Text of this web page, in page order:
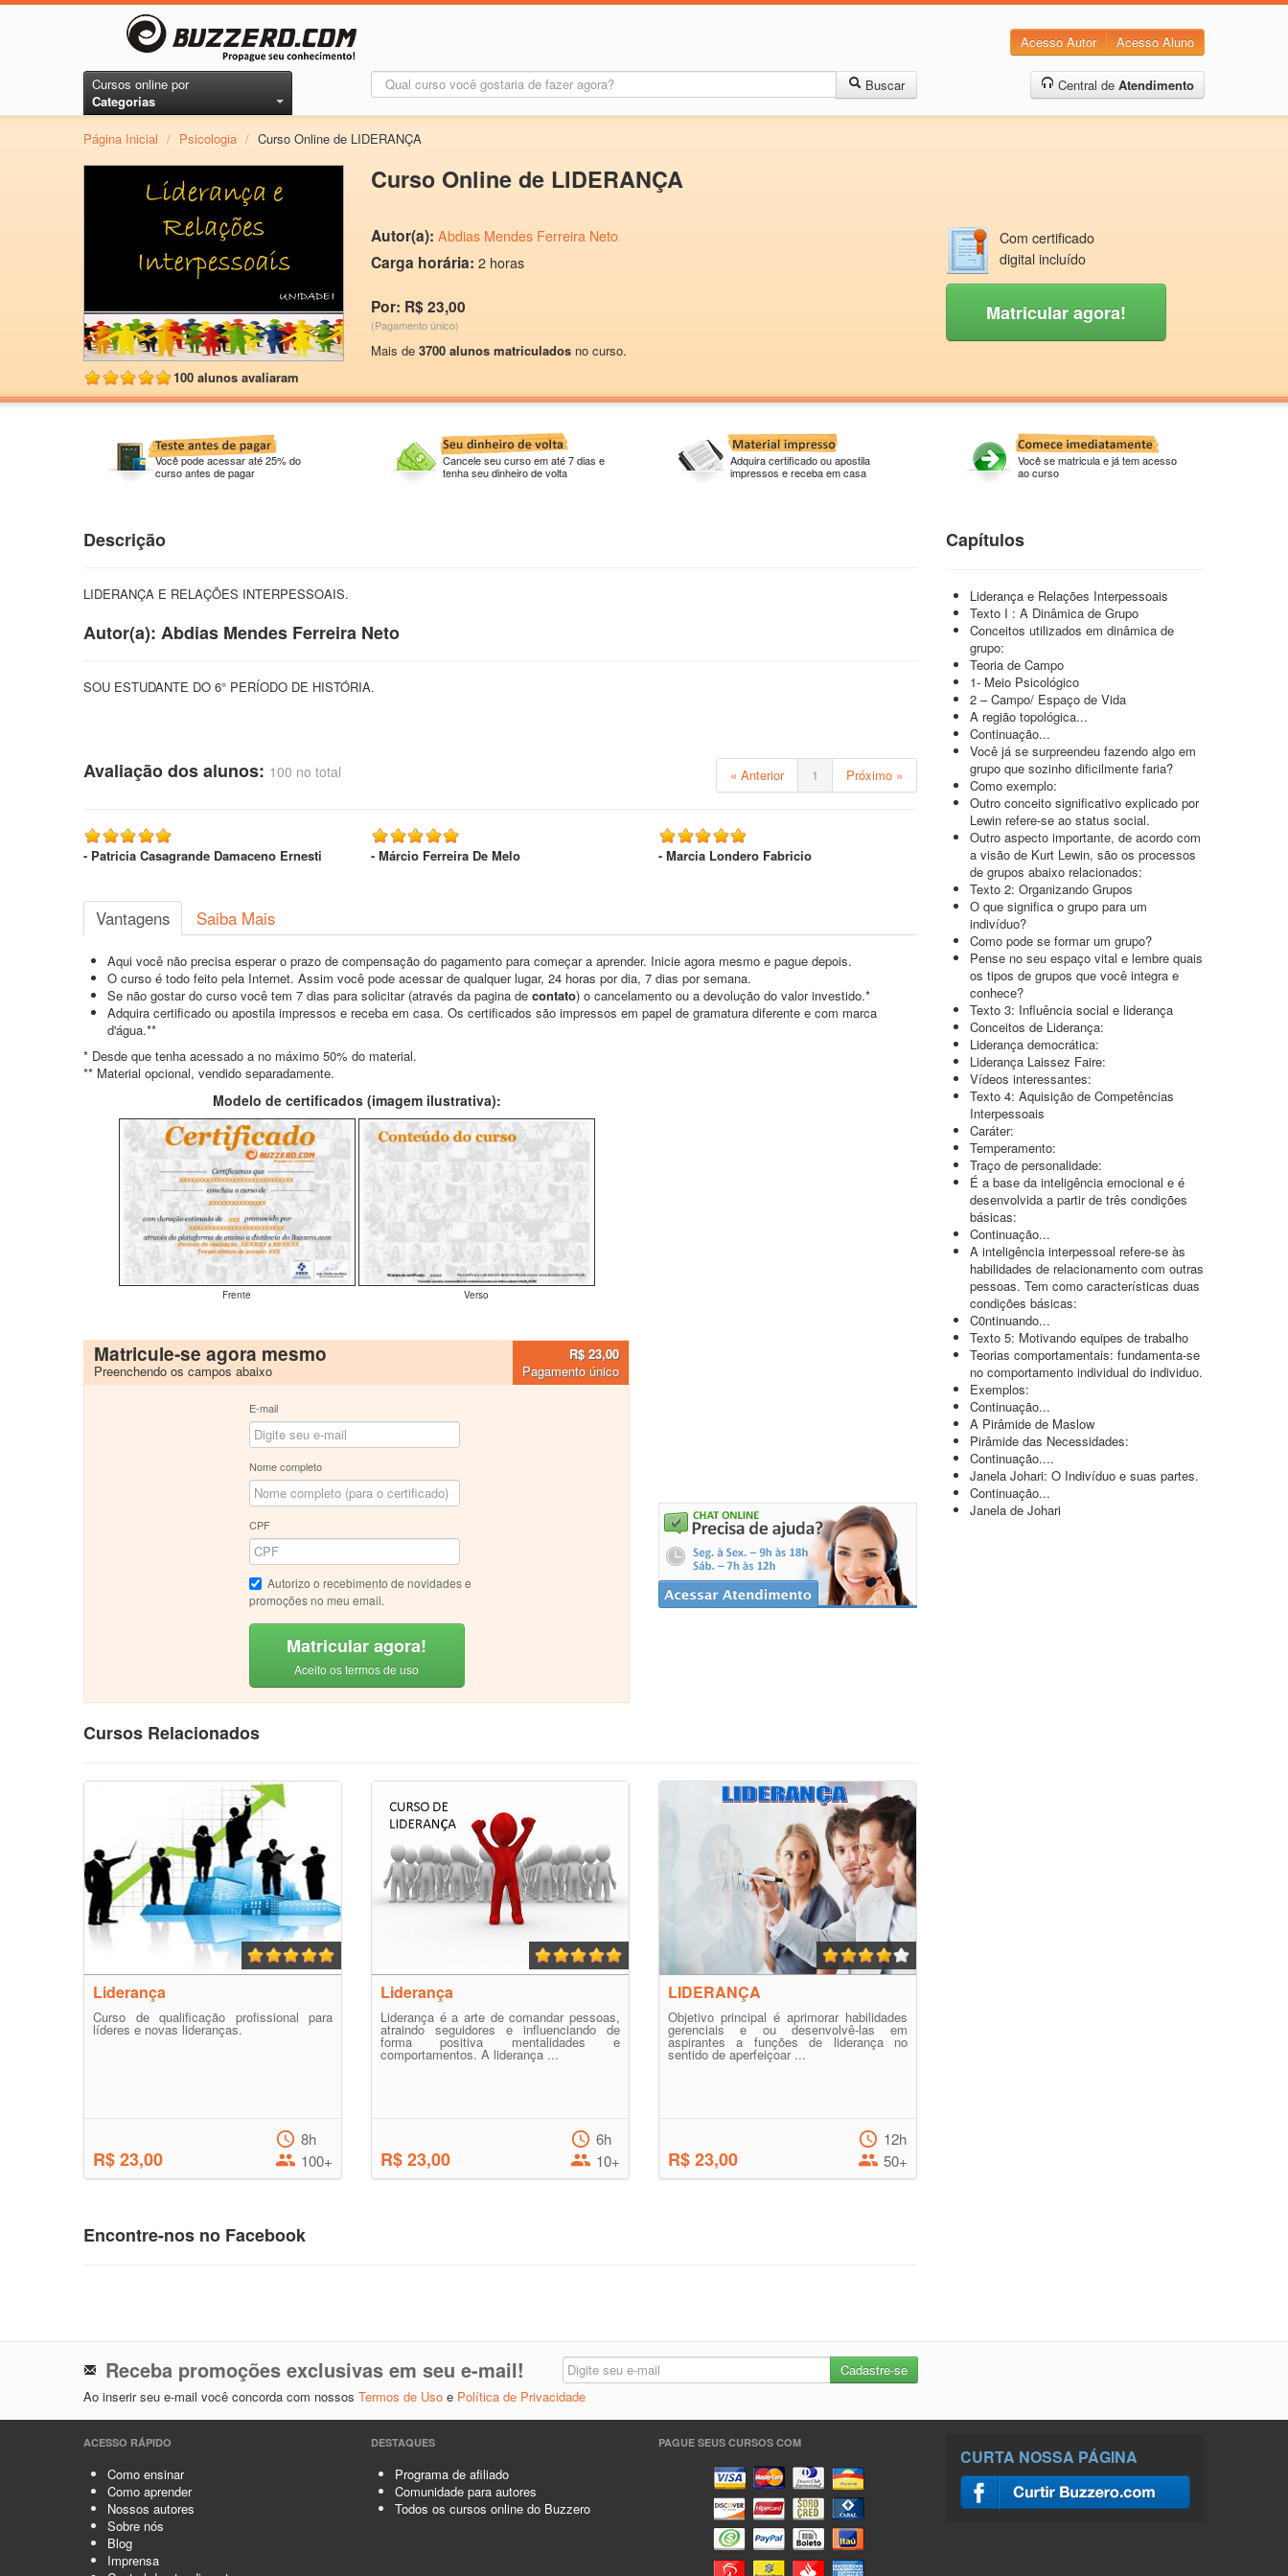
Acesso Autor Acesso Aluno
Cursos online por
Categorias
Buscar Central de Atendimento
Página Inicial / Psicologia / Curso Online de LIDERANÇA
100 alunos avaliaram
Curso Online de LIDERANÇA
Autor(a): Abdias Mendes Ferreira Neto
Carga horária: 2 horas
Por: R$ 23,00
(Pagamento único)
Mais de 3700 alunos matriculados no curso.
Com certificado
digital incluído
Matricular agora!
Você pode acessar até 25% do
curso antes de pagar
Cancele seu curso em até 7 dias e
tenha seu dinheiro de volta
Adquira certificado ou apostila
impressos e receba em casa
Você se matricula e já tem acesso
ao curso
Descrição
LIDERANÇA E RELAÇÕES INTERPESSOAIS.
Autor(a): Abdias Mendes Ferreira Neto
SOU ESTUDANTE DO 6° PERÍODO DE HISTÓRIA.
Avaliação dos alunos: 100 no total « Anterior 1 Próximo »
- Patricia Casagrande Damaceno Ernesti - Márcio Ferreira De Melo - Marcia Londero Fabricio
Vantagens Saiba Mais
Aqui você não precisa esperar o prazo de compensação do pagamento para começar a aprender. Inicie agora mesmo e pague depois.
O curso é todo feito pela Internet. Assim você pode acessar de qualquer lugar, 24 horas por dia, 7 dias por semana.
Se não gostar do curso você tem 7 dias para solicitar (através da pagina de contato) o cancelamento ou a devolução do valor investido.*
Adquira certificado ou apostila impressos e receba em casa. Os certificados são impressos em papel de gramatura diferente e com marca
d'água.**
* Desde que tenha acessado a no máximo 50% do material.
** Material opcional, vendido separadamente.
Modelo de certificados (imagem ilustrativa):
Frente Verso
Matricule-se agora mesmo
Preenchendo os campos abaixo
R$ 23,00
Pagamento único
E-mail
Nome completo
CPF
Autorizo o recebimento de novidades e
promoções no meu email.
Matricular agora!
Aceito os termos de uso
Cursos Relacionados
Liderança
Curso de qualificação profissional para
líderes e novas lideranças.
R$ 23,00
8h
100+
Liderança
Liderança é a arte de comandar pessoas,
atraindo seguidores e influenciando de
forma positiva mentalidades e
comportamentos. A liderança ...
R$ 23,00
6h
10+
LIDERANÇA
Objetivo principal é aprimorar habilidades
gerenciais e ou desenvolvê-las em
aspirantes a funções de liderança no
sentido de aperfeiçoar ...
R$ 23,00
12h
50+
Encontre-nos no Facebook
Capítulos
Liderança e Relações Interpessoais
Texto I : A Dinâmica de Grupo
Conceitos utilizados em dinâmica de
grupo:
Teoria de Campo
1- Meio Psicológico
2 – Campo/ Espaço de Vida
A região topológica...
Continuação...
Você já se surpreendeu fazendo algo em
grupo que sozinho dificilmente faria?
Como exemplo:
Outro conceito significativo explicado por
Lewin refere-se ao status social.
Outro aspecto importante, de acordo com
a visão de Kurt Lewin, são os processos
de grupos abaixo relacionados:
Texto 2: Organizando Grupos
O que significa o grupo para um
indivíduo?
Como pode se formar um grupo?
Pense no seu espaço vital e lembre quais
os tipos de grupos que você integra e
conhece?
Texto 3: Influência social e liderança
Conceitos de Liderança:
Liderança democrática:
Liderança Laissez Faire:
Vídeos interessantes:
Texto 4: Aquisição de Competências
Interpessoais
Caráter:
Temperamento:
Traço de personalidade:
É a base da inteligência emocional e é
desenvolvida a partir de três condições
básicas:
Continuação...
A inteligência interpessoal refere-se às
habilidades de relacionamento com outras
pessoas. Tem como características duas
condições básicas:
C0ntinuando...
Texto 5: Motivando equipes de trabalho
Teorias comportamentais: fundamenta-se
no comportamento individual do individuo.
Exemplos:
Continuação...
A Pirâmide de Maslow
Pirâmide das Necessidades:
Continuação....
Janela Johari: O Indivíduo e suas partes.
Continuação...
Janela de Johari
Receba promoções exclusivas em seu e-mail!
Ao inserir seu e-mail você concorda com nossos Termos de Uso e Política de Privacidade
ACESSO RÁPIDO
Como ensinar
Como aprender
Nossos autores
Sobre nós
Blog
Imprensa
DESTAQUES
Programa de afiliado
Comunidade para autores
Todos os cursos online do Buzzero
PAGUE SEUS CURSOS COM
CURTA NOSSA PÁGINA